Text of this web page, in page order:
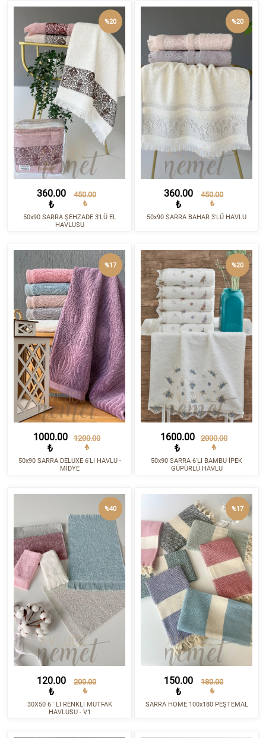
360.00
₺
450.00
₺
50x90 SARRA ŞEHZADE 3'LÜ EL
HAVLUSU
%20
360.00
₺
450.00
₺
50x90 SARRA BAHAR 3'LÜ HAVLU
%20
1000.00
₺
1200.00
₺
50x90 SARRA DELUXE 6'LI HAVLU -
MİDYE
%17
1600.00
₺
2000.00
₺
50x90 SARRA 6'LI BAMBU İPEK
GÜPÜRLÜ HAVLU
%20
120.00
₺
200.00
₺
30X50 6 ' LI RENKLİ MUTFAK
HAVLUSU - V1
%40
150.00
₺
180.00
₺
SARRA HOME 100x180 PEŞTEMAL
%17